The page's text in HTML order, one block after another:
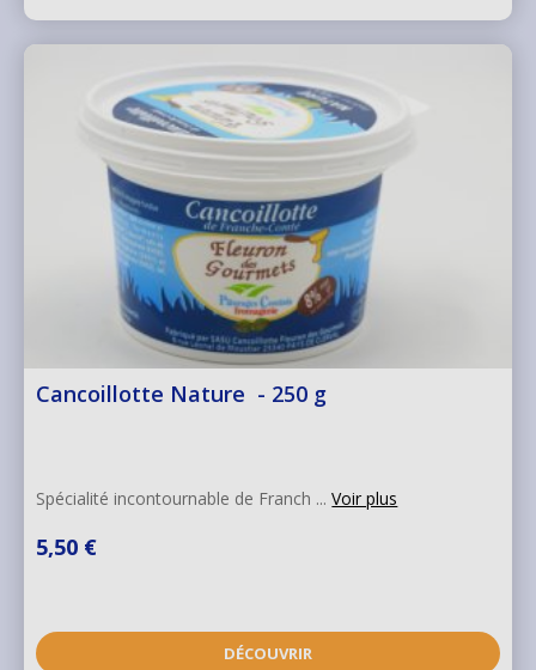
Cancoillotte Nature - 250 g
Spécialité incontournable de Franch ...Voir plus
5,50 €
DÉCOUVRIR